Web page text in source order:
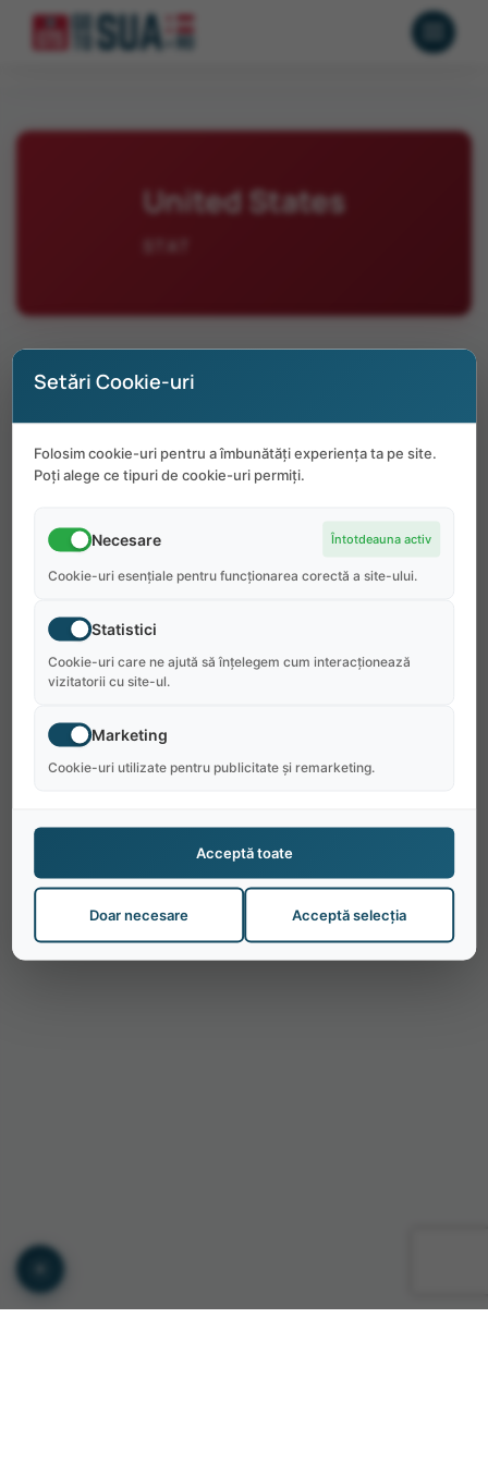
United States
at the moment.
Setări Cookie-uri
Folosim cookie-uri pentru a îmbunătăți experiența ta pe site.
Poți alege ce tipuri de cookie-uri permiți.
Necesare Întotdeauna activ
Cookie-uri esențiale pentru funcționarea corectă a site-ului.
Statistici
Cookie-uri care ne ajută să înțelegem cum interacționează
vizitatorii cu site-ul.
Marketing
Cookie-uri utilizate pentru publicitate și remarketing.
Doar necesare Acceptă selecția
Acceptă toate